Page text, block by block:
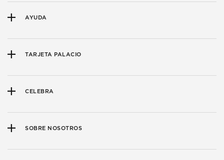
AYUDA
TARJETA PALACIO
CELEBRA
SOBRE NOSOTROS